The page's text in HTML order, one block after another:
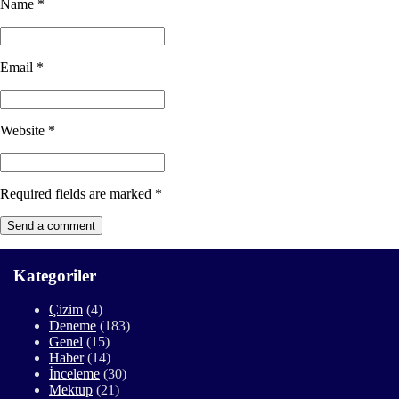
Name *
Email *
Website *
Required fields are marked *
Kategoriler
Çizim (4)
Deneme (183)
Genel (15)
Haber(14)
İnceleme (30)
Mektup (21)